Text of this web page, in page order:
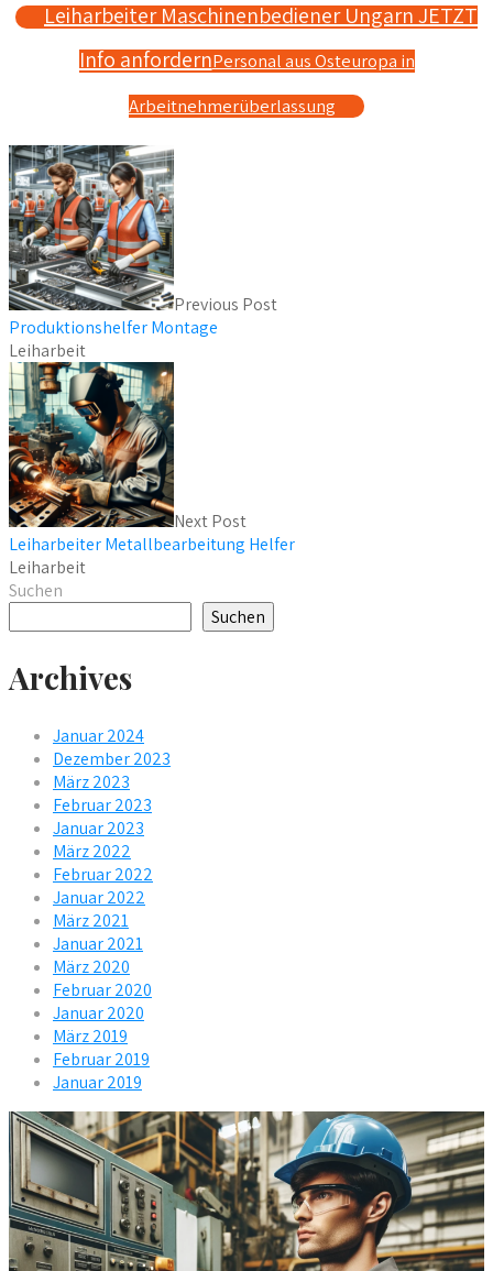
Leiharbeiter Maschinenbediener Ungarn JETZT
Info anfordernPersonal aus Osteuropa in
Arbeitnehmerüberlassung
Previous Post
Produktionshelfer Montage
Leiharbeit
Next Post
Leiharbeiter Metallbearbeitung Helfer
Leiharbeit
Suchen
Suchen
Archives
Januar 2024
Dezember 2023
März 2023
Februar 2023
Januar 2023
März 2022
Februar 2022
Januar 2022
März 2021
Januar 2021
März 2020
Februar 2020
Januar 2020
März 2019
Februar 2019
Januar 2019